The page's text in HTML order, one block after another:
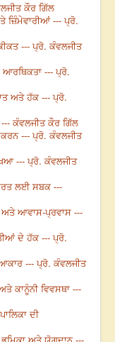
ਕੌਰ ਗਿੱਲ
ਜ਼ਿੰਮੇਵਾਰੀਆਂ --- ਪ੍ਰੋ.
--- ਪ੍ਰੋ. ਕੰਵਲਜੀਤ
--- ਪ੍ਰੋ.
ਅਤੇ ਹੱਕ --- ਪ੍ਰੋ.
ਕੰਵਲਜੀਤ ਕੌਰ ਗਿੱਲ
--- ਪ੍ਰੋ. ਕੰਵਲਜੀਤ
--- ਪ੍ਰੋ. ਕੰਵਲਜੀਤ
ਲਈ ਸਬਕ ---
ਅਤੇ ਆਵਾਸ-ਪ੍ਰਵਾਸ ---
ਦੇ ਹੱਕ --- ਪ੍ਰੋ.
--- ਪ੍ਰੋ. ਕੰਵਲਜੀਤ
ਕਾਨੂੰਨੀ ਵਿਵਸਥਾ ---
ਦੀ